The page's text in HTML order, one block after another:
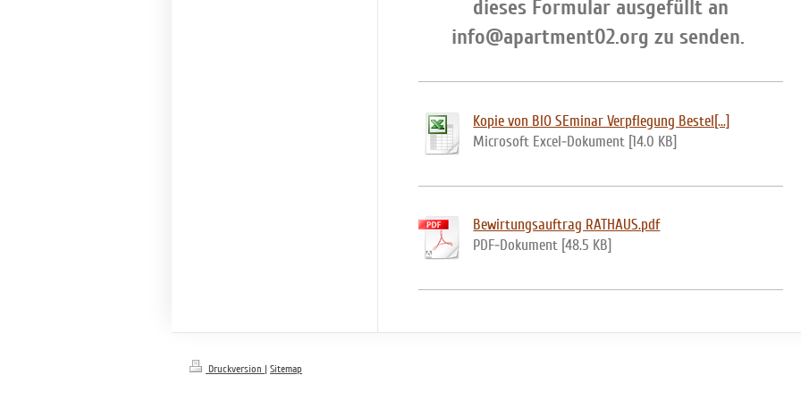
dieses Formular ausgefüllt an
info@apartment02.org zu senden.
Kopie von BIO SEminar Verpflegung Bestel[...]
Microsoft Excel-Dokument [14.0 KB]
Bewirtungsauftrag RATHAUS.pdf
PDF-Dokument [48.5 KB]
Druckversion | Sitemap